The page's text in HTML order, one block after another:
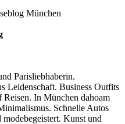
Parisliebhaberin.
Leidenschaft. Business Outfits
In München dahoam
Schnelle Autos
Kunst und